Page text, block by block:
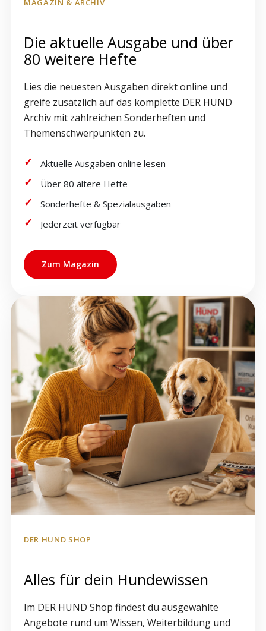
MAGAZIN & ARCHIV
Die aktuelle Ausgabe und über
80 weitere Hefte
Lies die neuesten Ausgaben direkt online und
greife zusätzlich auf das komplette DER HUND
Archiv mit zahlreichen Sonderheften und
Themenschwerpunkten zu.
Aktuelle Ausgaben online lesen
Über 80 ältere Hefte
Sonderhefte & Spezialausgaben
Jederzeit verfügbar
Zum Magazin
DER HUND SHOP
Alles für dein Hundewissen
Im DER HUND Shop findest du ausgewählte
Angebote rund um Wissen, Weiterbildung und